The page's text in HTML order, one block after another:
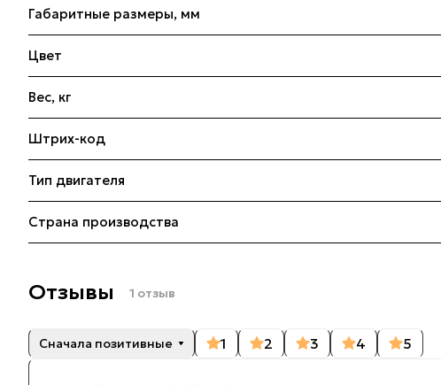
Габаритные размеры, мм
Цвет
Вес, кг
Штрих-код
Тип двигателя
Страна производства
Отзывы 1 отзыв
Сначала позитивные 1 2 3 4 5